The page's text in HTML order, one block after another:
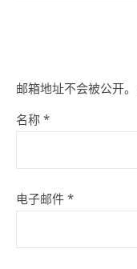
邮箱地址不会被公开。
名称 *
电子邮件 *